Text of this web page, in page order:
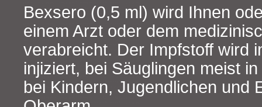
Bexsero (0,5 ml) wird Ihnen
einem Arzt oder dem
verabreicht. Der Impfstoff wird
injiziert, bei Säuglingen meist
bei Kindern, Jugendlichen und